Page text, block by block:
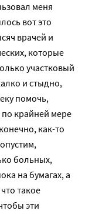
меня
вот это
врачей и
которые
участковый
и стыдно,
помочь,
крайней мере
как-то
больных,
на бумагах, а
такое
эти